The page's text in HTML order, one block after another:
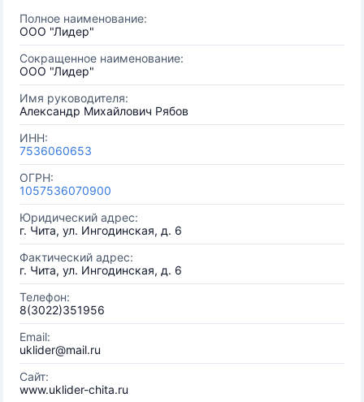
Полное наименование:
ООО "Лидер"
Сокращенное наименование:
ООО "Лидер"
Имя руководителя:
Александр Михайлович Рябов
ИНН:
7536060653
ОГРН:
1057536070900
Юридический адрес:
г. Чита, ул. Ингодинская, д. 6
Фактический адрес:
г. Чита, ул. Ингодинская, д. 6
Телефон:
8(3022)351956
Email:
uklider@mail.ru
Сайт:
www.uklider-chita.ru